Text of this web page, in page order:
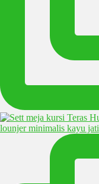
lounjer minimalis kayu jati